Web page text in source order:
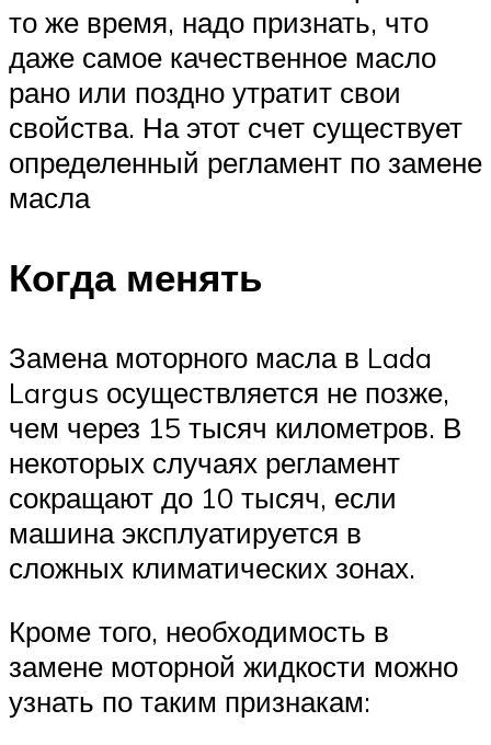
то же время, надо признать, что
даже самое качественное масло
рано или поздно утратит свои
свойства. На этот счет существует
определенный регламент по замене
масла
Когда менять
Замена моторного масла в Lada
Largus осуществляется не позже,
чем через 15 тысяч километров. В
некоторых случаях регламент
сокращают до 10 тысяч, если
машина эксплуатируется в
сложных климатических зонах.
Кроме того, необходимость в
замене моторной жидкости можно
узнать по таким признакам: